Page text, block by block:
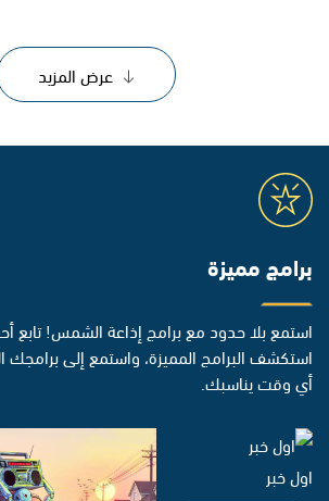
عرض المزيد
برامج مميزة
استمع بلا حدود مع برامج إذاعة الشمس! تابع
استكشف البرامج المميزة، واستمع إلى برامجك
أي وقت يناسبك.
اول خبر